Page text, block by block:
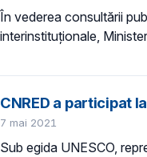
În vederea consultării
interinstituționale,
CNRED a participat
7 mai 2021
Sub egida UNESCO,